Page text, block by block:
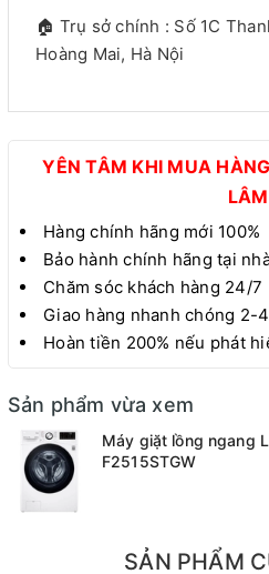
🏠 Trụ sở chính : Số 1C
Hoàng Mai, Hà Nội
YÊN TÂM KHI MUA
LÂM
Hàng chính hãng mới 100%
Bảo hành chính hãng tại
Chăm sóc khách hàng 24/7
Giao hàng nhanh chóng 2-
Hoàn tiền 200% nếu phát
Sản phẩm vừa xem
Máy giặt lồng ngang
F2515STGW
SẢN PHẨM